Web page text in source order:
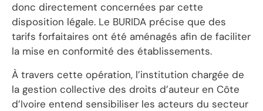
donc directement concernées par cette
disposition légale. Le BURIDA précise que des
tarifs forfaitaires ont été aménagés afin de faciliter
la mise en conformité des établissements.
À travers cette opération, l’institution chargée de
la gestion collective des droits d’auteur en Côte
d’Ivoire entend sensibiliser les acteurs du secteur